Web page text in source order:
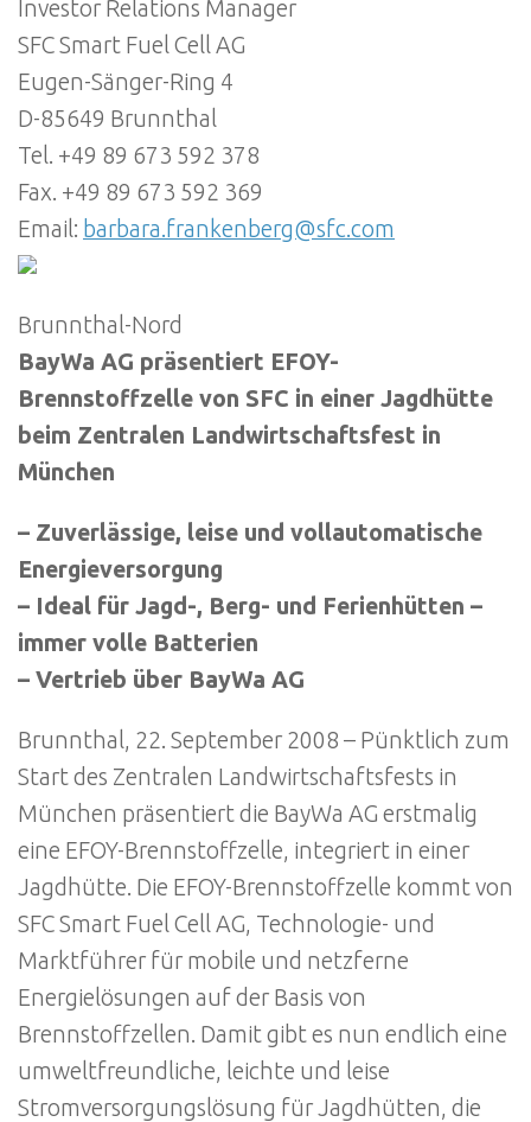
Investor Relations Manager
SFC Smart Fuel Cell AG
Eugen-Sänger-Ring 4
D-85649 Brunnthal
Tel. +49 89 673 592 378
Fax. +49 89 673 592 369
Email: barbara.frankenberg@sfc.com
Brunnthal-Nord
BayWa AG präsentiert EFOY-
Brennstoffzelle von SFC in einer Jagdhütte
beim Zentralen Landwirtschaftsfest in
München
– Zuverlässige, leise und vollautomatische
Energieversorgung
– Ideal für Jagd-, Berg- und Ferienhütten –
immer volle Batterien
– Vertrieb über BayWa AG
Brunnthal, 22. September 2008 – Pünktlich zum
Start des Zentralen Landwirtschaftsfests in
München präsentiert die BayWa AG erstmalig
eine EFOY-Brennstoffzelle, integriert in einer
Jagdhütte. Die EFOY-Brennstoffzelle kommt von
SFC Smart Fuel Cell AG, Technologie- und
Marktführer für mobile und netzferne
Energielösungen auf der Basis von
Brennstoffzellen. Damit gibt es nun endlich eine
umweltfreundliche, leichte und leise
Stromversorgungslösung für Jagdhütten, die